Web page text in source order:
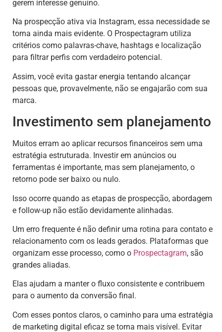
gerem interesse genuíno.
Na prospecção ativa via Instagram, essa necessidade se
torna ainda mais evidente. O Prospectagram utiliza
critérios como palavras-chave, hashtags e localização
para filtrar perfis com verdadeiro potencial.
Assim, você evita gastar energia tentando alcançar
pessoas que, provavelmente, não se engajarão com sua
marca.
Investimento sem planejamento
Muitos erram ao aplicar recursos financeiros sem uma
estratégia estruturada. Investir em anúncios ou
ferramentas é importante, mas sem planejamento, o
retorno pode ser baixo ou nulo.
Isso ocorre quando as etapas de prospecção, abordagem
e follow-up não estão devidamente alinhadas.
Um erro frequente é não definir uma rotina para contato e
relacionamento com os leads gerados. Plataformas que
organizam esse processo, como o Prospectagram, são
grandes aliadas.
Elas ajudam a manter o fluxo consistente e contribuem
para o aumento da conversão final.
Com esses pontos claros, o caminho para uma estratégia
de marketing digital eficaz se torna mais visível. Evitar